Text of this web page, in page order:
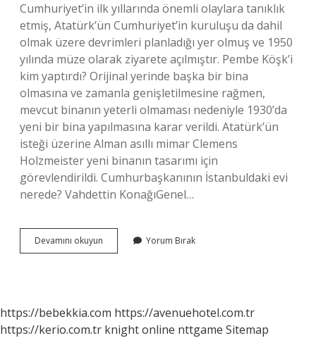
Cumhuriyet’in ilk yıllarında önemli olaylara tanıklık
etmiş, Atatürk’ün Cumhuriyet’in kuruluşu da dahil
olmak üzere devrimleri planladığı yer olmuş ve 1950
yılında müze olarak ziyarete açılmıştır. Pembe Köşk’i
kim yaptırdı? Orijinal yerinde başka bir bina
olmasına ve zamanla genişletilmesine rağmen,
mevcut binanın yeterli olmaması nedeniyle 1930’da
yeni bir bina yapılmasına karar verildi. Atatürk’ün
isteği üzerine Alman asıllı mimar Clemens
Holzmeister yeni binanın tasarımı için
görevlendirildi. Cumhurbaşkanının İstanbuldaki evi
nerede? Vahdettin KonağıGenel…
Devamını okuyun Cumhurbaşkanlığı
Köşkünü
Yorum Bırak
https://bebekkia.com https://avenuehotel.com.tr
https://kerio.com.tr knight online nttgame Sitemap